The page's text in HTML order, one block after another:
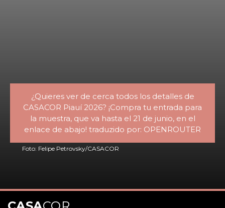
¿Quieres ver de cerca todos los detalles de
CASACOR Piauí 2026? ¡Compra tu entrada para
la muestra, que va hasta el 21 de junio, en el
enlace de abajo! traduzido por: OPENROUTER
Foto: Felipe Petrovsky/CASACOR
Abriendo...